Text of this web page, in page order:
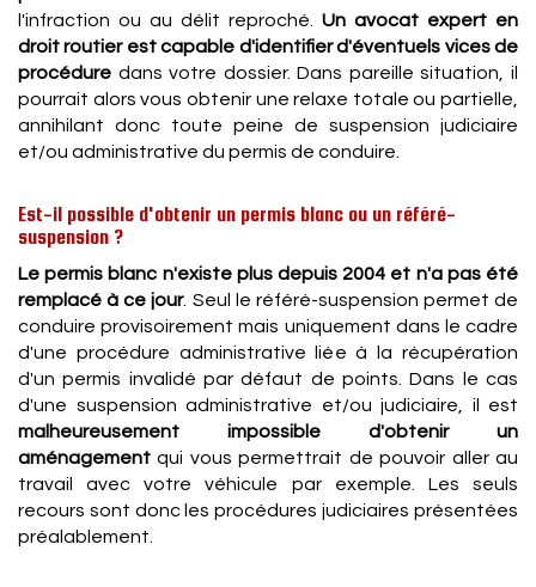
l'infraction ou au délit reproché. Un avocat expert en
droit routier est capable d'identifier d'éventuels vices de
procédure dans votre dossier. Dans pareille situation, il
pourrait alors vous obtenir une relaxe totale ou partielle,
annihilant donc toute peine de suspension judiciaire
et/ou administrative du permis de conduire.
Est-il possible d'obtenir un permis blanc ou un référé-
suspension ?
Le permis blanc n'existe plus depuis 2004 et n'a pas été
remplacé à ce jour. Seul le référé-suspension permet de
conduire provisoirement mais uniquement dans le cadre
d'une procédure administrative liée à la récupération
d'un permis invalidé par défaut de points. Dans le cas
d'une suspension administrative et/ou judiciaire, il est
malheureusement impossible d'obtenir un
aménagement qui vous permettrait de pouvoir aller au
travail avec votre véhicule par exemple. Les seuls
recours sont donc les procédures judiciaires présentées
préalablement.